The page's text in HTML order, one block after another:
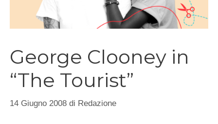
George Clooney in
“The Tourist”
14 Giugno 2008 di Redazione